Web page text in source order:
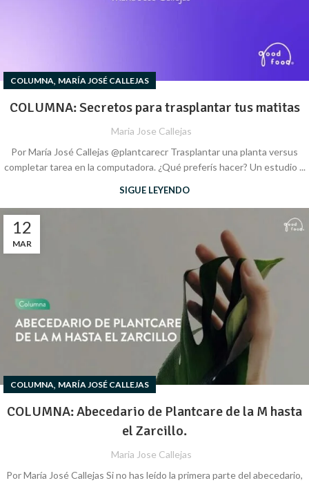
COLUMNA, MARÍA JOSÉ CALLEJAS
COLUMNA: Secretos para trasplantar tus matitas
Maria Jose Callejas
Por María José Callejas @plantcarecr Trasplantar una planta versus
completar tarea en la computadora. ¿Qué preferís hacer? Un estudio ...
SIGUE LEYENDO
12
MAR
COLUMNA, MARÍA JOSÉ CALLEJAS
COLUMNA: Abecedario de Plantcare de la M hasta
el Zarcillo.
Maria Jose Callejas
Por María José Callejas Si no has leído la primera parte del abecedario,